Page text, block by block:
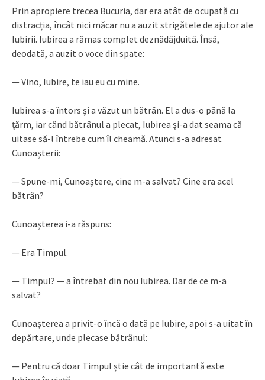
Prin apropiere trecea Bucuria, dar era atât de ocupată cu
distracția, încât nici măcar nu a auzit strigătele de ajutor ale
Iubirii. Iubirea a rămas complet deznădăjduită. Însă,
deodată, a auzit o voce din spate:
— Vino, Iubire, te iau eu cu mine.
Iubirea s-a întors și a văzut un bătrân. El a dus-o până la
țărm, iar când bătrânul a plecat, Iubirea și-a dat seama că
uitase să-l întrebe cum îl cheamă. Atunci s-a adresat
Cunoașterii:
— Spune-mi, Cunoaștere, cine m-a salvat? Cine era acel
bătrân?
Cunoașterea i-a răspuns:
— Era Timpul.
— Timpul? — a întrebat din nou Iubirea. Dar de ce m-a
salvat?
Cunoașterea a privit-o încă o dată pe Iubire, apoi s-a uitat în
depărtare, unde plecase bătrânul:
— Pentru că doar Timpul știe cât de importantă este